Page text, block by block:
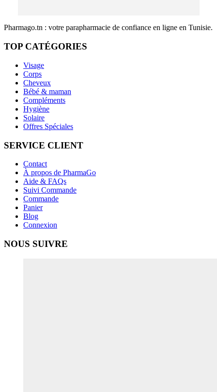
Pharmago.tn : votre parapharmacie de confiance en ligne en Tunisie.
TOP CATÉGORIES
Visage
Corps
Cheveux
Bébé & maman
Compléments
Hygiène
Solaire
Offres Spéciales
SERVICE CLIENT
Contact
À propos de PharmaGo
Aide & FAQs
Suivi Commande
Commande
Panier
Blog
Connexion
NOUS SUIVRE